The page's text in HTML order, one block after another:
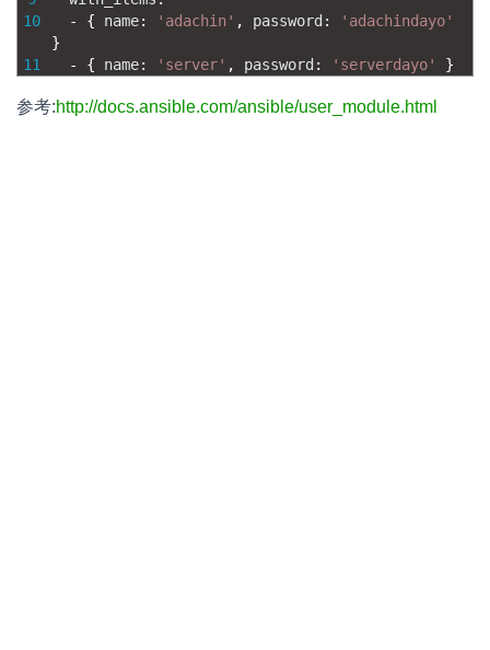
10
11
-
{ name: 'adachin' , password :
'adachindayo'
}
-
{ name: 'server' , password : 'serverdayo' }
参考:http://docs.ansible.com/ansible/user_module.html